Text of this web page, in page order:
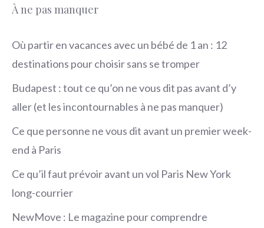
À ne pas manquer
Où partir en vacances avec un bébé de 1 an : 12
destinations pour choisir sans se tromper
Budapest : tout ce qu’on ne vous dit pas avant d’y
aller (et les incontournables à ne pas manquer)
Ce que personne ne vous dit avant un premier week-
end à Paris
Ce qu’il faut prévoir avant un vol Paris New York
long-courrier
NewMove : Le magazine pour comprendre